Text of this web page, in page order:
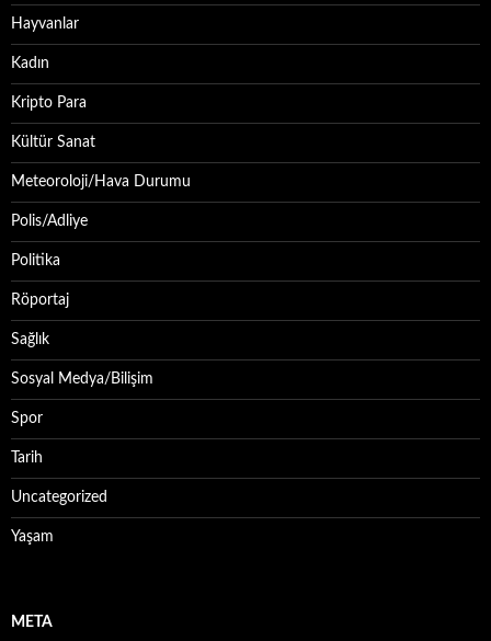
Hayvanlar
Kadın
Kripto Para
Kültür Sanat
Meteoroloji/Hava Durumu
Polis/Adliye
Politika
Röportaj
Sağlık
Sosyal Medya/Bilişim
Spor
Tarih
Uncategorized
Yaşam
META